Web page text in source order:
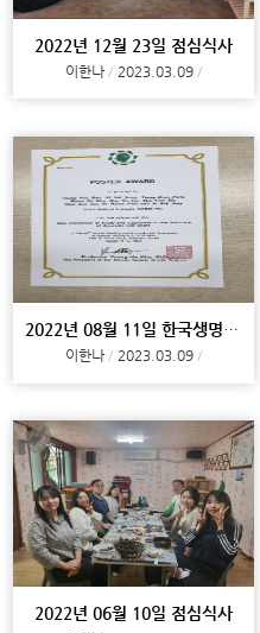
2022년 12월 23일 점심식사
이한나 2023.03.09
2022년 08월 11일 한국생명과학회
이한나 2023.03.09
2022년 06월 10일 점심식사